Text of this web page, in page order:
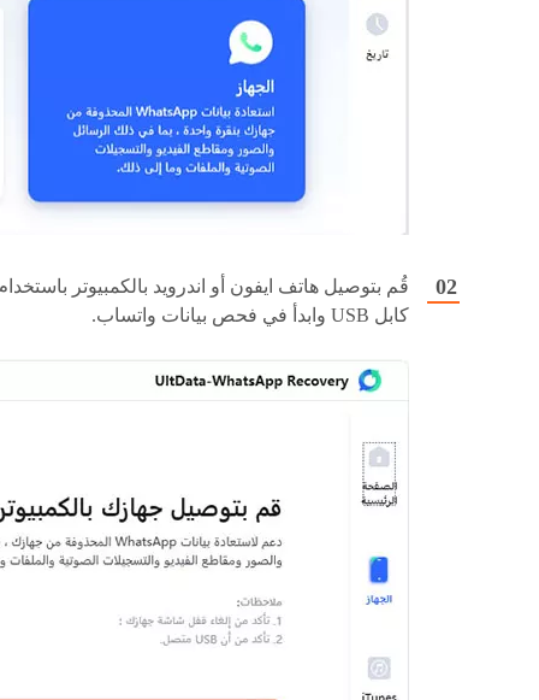
قُم بتوصيل هاتف ايفون أو اندرويد بالكمبيوتر
كابل USB وابدأ في فحص بيانات واتساب.